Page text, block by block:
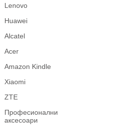
Lenovo
Huawei
Alcatel
Acer
Amazon Kindle
Xiaomi
ZTE
Професионални
аксесоари